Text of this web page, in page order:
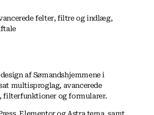
felter, filtre og indlæg,
af Sømandshjemmene i
multisproglag, avancerede
og formularer.